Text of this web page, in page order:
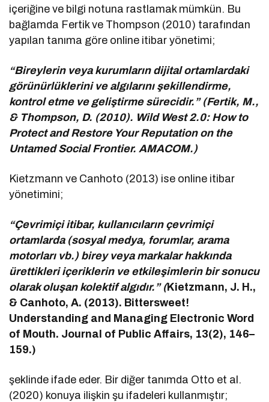
içeriğine ve bilgi notuna rastlamak mümkün. Bu
bağlamda Fertik ve Thompson (2010) tarafından
yapılan tanıma göre online itibar yönetimi;
“Bireylerin veya kurumların dijital ortamlardaki
görünürlüklerini ve algılarını şekillendirme,
kontrol etme ve geliştirme sürecidir.” (Fertik, M.,
& Thompson, D. (2010). Wild West 2.0: How to
Protect and Restore Your Reputation on the
Untamed Social Frontier. AMACOM.)
Kietzmann ve Canhoto (2013) ise online itibar
yönetimini;
“Çevrimiçi itibar, kullanıcıların çevrimiçi
ortamlarda (sosyal medya, forumlar, arama
motorları vb.) birey veya markalar hakkında
ürettikleri içeriklerin ve etkileşimlerin bir sonucu
olarak oluşan kolektif algıdır.” (Kietzmann, J. H.,
& Canhoto, A. (2013). Bittersweet!
Understanding and Managing Electronic Word
of Mouth. Journal of Public Affairs, 13(2), 146–
159.)
şeklinde ifade eder. Bir diğer tanımda Otto et al.
(2020) konuya ilişkin şu ifadeleri kullanmıştır;